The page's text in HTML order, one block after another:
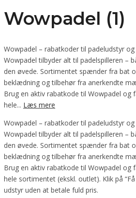
Wowpadel (1)
Wowpadel – rabatkoder til padeludstyr
Wowpadel tilbyder alt til padelspilleren –
den øvede. Sortimentet spænder fra bat
beklædning og tilbehør fra anerkendte
Brug en aktiv rabatkode til Wowpadel og
hele... Læs mere
Wowpadel – rabatkoder til padeludstyr
Wowpadel tilbyder alt til padelspilleren –
den øvede. Sortimentet spænder fra bat
beklædning og tilbehør fra anerkendte
Brug en aktiv rabatkode til Wowpadel og
hele sortimentet (ekskl. outlet). Klik på
udstyr uden at betale fuld pris.